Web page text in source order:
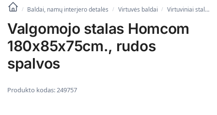
/ Baldai, namų interjero detalės / Virtuvės baldai / Virtuviniai stalai, valgomojo ir baro staliukai
Valgomojo stalas Homcom
180x85x75cm., rudos
spalvos
Produkto kodas:249757